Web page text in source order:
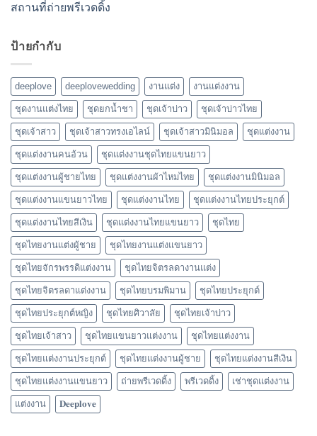
สถานที่ถ่ายพรีเวดดิ้ง
ป้ายกำกับ
deeplove deeplovewedding งานแต่ง งานแต่งงาน
ชุดงานแต่งไทย ชุดยกน้ำชา ชุดเจ้าบ่าว ชุดเจ้าบ่าวไทย
ชุดเจ้าสาว ชุดเจ้าสาวทรงเอไลน์ ชุดเจ้าสาวมินิมอล ชุดแต่งงาน
ชุดแต่งงานคนอ้วน ชุดแต่งงานชุดไทยแขนยาว
ชุดแต่งงานผู้ชายไทย ชุดแต่งงานผ้าไหมไทย ชุดแต่งงานมินิมอล
ชุดแต่งงานแขนยาวไทย ชุดแต่งงานไทย ชุดแต่งงานไทยประยุกต์
ชุดแต่งงานไทยสีเงิน ชุดแต่งงานไทยแขนยาว ชุดไทย
ชุดไทยงานแต่งผู้ชาย ชุดไทยงานแต่งแขนยาว
ชุดไทยจักรพรรดิแต่งงาน ชุดไทยจิตรลดางานแต่ง
ชุดไทยจิตรลดาแต่งงาน ชุดไทยบรมพิมาน ชุดไทยประยุกต์
ชุดไทยประยุกต์หญิง ชุดไทยศิวาลัย ชุดไทยเจ้าบ่าว
ชุดไทยเจ้าสาว ชุดไทยแขนยาวแต่งงาน ชุดไทยแต่งงาน
ชุดไทยแต่งงานประยุกต์ ชุดไทยแต่งงานผู้ชาย ชุดไทยแต่งงานสีเงิน
ชุดไทยแต่งงานแขนยาว ถ่ายพรีเวดดิ้ง พรีเวดดิ้ง เช่าชุดแต่งงาน
แต่งงาน 𝐃𝐞𝐞𝐩𝐥𝐨𝐯𝐞